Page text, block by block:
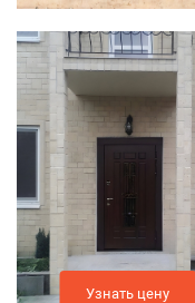
Узнать цену